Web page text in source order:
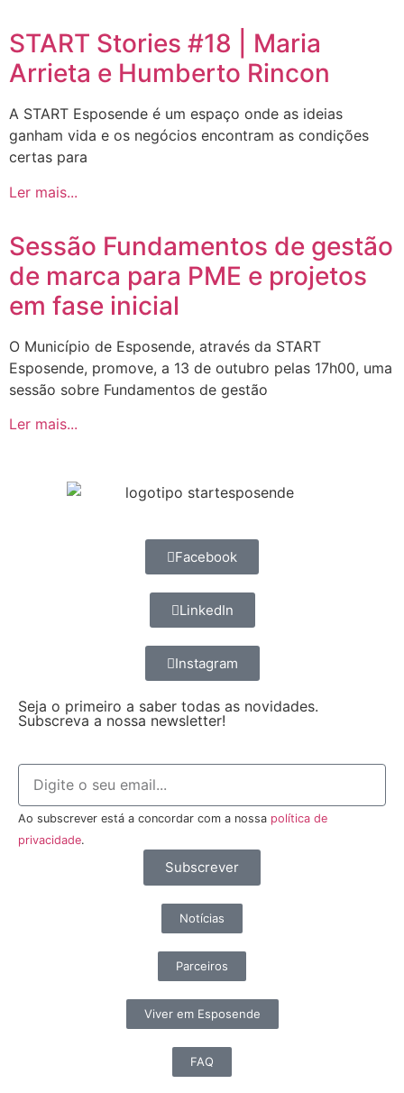
START Stories #18 | Maria
Arrieta e Humberto Rincon
A START Esposende é um espaço onde as ideias
ganham vida e os negócios encontram as condições
certas para
Ler mais...
Sessão Fundamentos de gestão
de marca para PME e projetos
em fase inicial
O Município de Esposende, através da START
Esposende, promove, a 13 de outubro pelas 17h00, uma
sessão sobre Fundamentos de gestão
Ler mais...
Facebook
LinkedIn
Instagram
Seja o primeiro a saber todas as novidades.
Subscreva a nossa newsletter!
Ao subscrever está a concordar com a nossa política de
privacidade.
Subscrever
Notícias
Parceiros
Viver em Esposende
FAQ